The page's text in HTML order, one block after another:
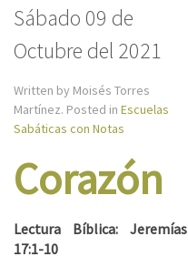
Sábado 09 de
Octubre del 2021
Written by Moisés Torres
Martínez. Posted in Escuelas
Sabáticas con Notas
Corazón
Lectura Bíblica: Jeremías
17:1-10